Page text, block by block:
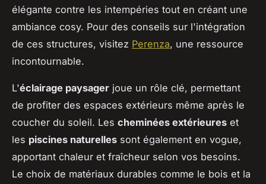
élégante contre les intempéries tout en créant une
ambiance cosy. Pour des conseils sur l'intégration
de ces structures, visitez Perenza, une ressource
incontournable.
L'éclairage paysager joue un rôle clé, permettant
de profiter des espaces extérieurs même après le
coucher du soleil. Les cheminées extérieures et
les piscines naturelles sont également en vogue,
apportant chaleur et fraîcheur selon vos besoins.
Le choix de matériaux durables comme le bois et la